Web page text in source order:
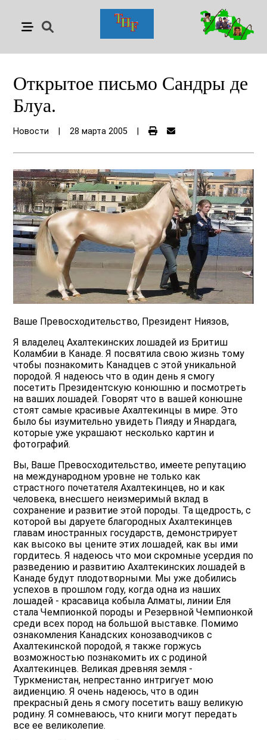
Открытое письмо Сандры де
Блуа.
Новости 28 марта 2005
Ваше Превосходительство, Президент Ниязов,
Я владелец Ахалтекинских лошадей из Бритиш
Коламбии в Канаде. Я посвятила свою жизнь тому
чтобы познакомить Канадцев с этой уникальной
породой. Я надеюсь что в один день я смогу
посетить Президентскую конюшню и посмотреть
на ваших лошадей. Говорят что в вашей конюшне
стоят самые красивые Ахалтекинцы в мире. Это
было бы изумительно увидеть Пияду и Янардага,
которые уже украшают несколько картин и
фотографий.
Вы, Ваше Превосходительство, имеете репутацию
на международном уровне не только как
страстного почетателя Ахалтекинцев, но и как
человека, внесшего неизмеримый вклад в
сохранение и развитие этой породы. Та щедрость, с
которой вы даруете благородных Ахалтекинцев
главам иностранных государств, демонстрирует
как высоко вы цените этих лошадей, как вы ими
гордитесь. Я надеюсь что мои скромные усердия по
разведению и развитию Ахалтекинских лошадей в
Канаде будут плодотворными. Мы уже добились
успехов в прошлом году, когда одна из наших
лошадей - красавица кобыла Алматы, линии Еля
стала Чемпионкой породы и Резервной Чемпионкой
среди всех пород на большой выставке. Помимо
ознакомления Канадских конозаводчиков с
Ахалтекинской породой, я также горжусь
возможностью познакомить их с родиной
Ахалтекинцев. Великая древняя земля -
Туркменистан, непрестанно интригует мою
аидиенцию. Я очень надеюсь, что в один
прекрасный день я смогу посетить вашу великую
родину. Я сомневаюсь, что книги могут передать
все ее великолепие.